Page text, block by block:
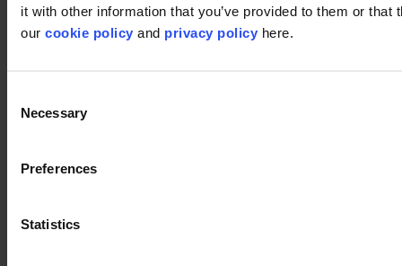
it with other information that you’ve provided to them or
our cookie policy and privacy policy here.
Selection
Necessary
Preferences
Statistics
Produits utilisés
DSGN Cloud 569